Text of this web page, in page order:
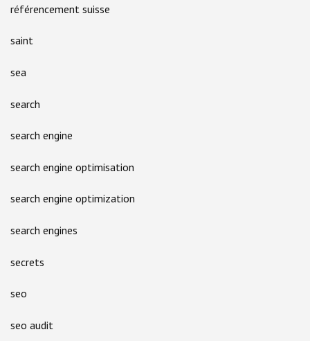
référencement suisse
saint
sea
search
search engine
search engine optimisation
search engine optimization
search engines
secrets
seo
seo audit